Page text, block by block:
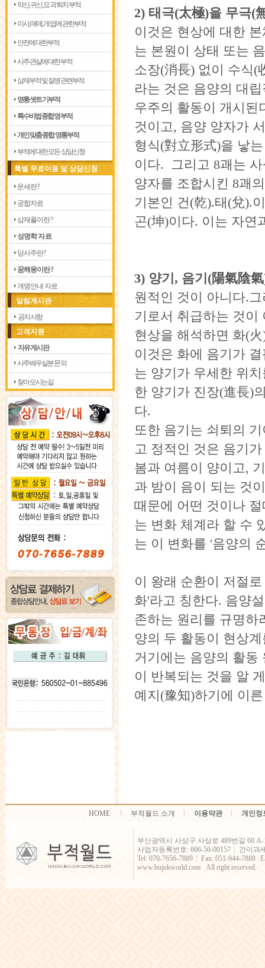
악신, 귀신, 요괴 퇴치 부적
이사, 매매, 개업에 관한부적
안전에 대한부적
사주 관살에 대한부적
삼재부적 및 질병관련부적
영통 셋트 기부적
특수비법 종합 영부적
개인 맞춤 종합 영통부적
부적에 대한 모든 상담신청
특별 무료이용 및 상담신청
운 세 란 ?
궁 합 자 료
삼 재 풀 이 란 ?
성 명 학 자 료
당 사 주 란 ?
꿈 해 몽 이 란 ?
개 명 안 내 자 료
알림게시판
공지사항
고객지원
자유게시판
사주 배우실분 문의
찾아 오시는길
2) 태극(太極)을 무극(
이것은 현상에 대한
는 본원이 상태 또는
소장(消長) 없이 수식(
라는 것은 음양의 대
우주의 활동이 개시된
것이고, 음양 양자가
형식(對立形式)을 낳
이다. 그리고 8괘는
양자를 조합시킨 8괘
기본인 건(乾).태(兌).
곤(坤)이다. 이는 자연
3)양기, 음기(陽氣陰
원적인 것이 아니다.
기로서 취급하는 것
현상을 해석하면 화(
이것은 화에 음기가
는 양기가 우세한 위
한 양기가 진장(進長)
다.
또한 음기는 쇠퇴의
고 정적인 것은 음기
봄과 여름이 양이고,
과 밤이 음이 되는 것
때문에 어떤 것이나
는 변화 체계라 할 수
는 이 변화를 '음양의
이 왕래 순환이 저절
화'라고 칭한다. 음양
존하는 원리를 규명
양의 두 활동이 현상
거기에는 음양의 활동
이 반복되는 것을 알
예지(豫知)하기에 이
HOME 부적월드 소개 이용약관 개인정
부산광역시 사상구 사상로 489번길 60
사업자등록번호: 606-50-00157
간이과
Tel: 070-7656-7889
Fax: 051-944-7888
www.bujukworld.com All right reserved.